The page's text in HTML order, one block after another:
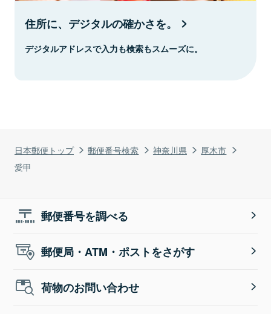
日本郵便トップ 郵便番号検索 神奈川県
厚木市
愛甲
住所に、デジタルの確かさを。
デジタルアドレスで入力も検索もスムーズに。
郵便番号を調べる
郵便局・ATM・ポストをさがす
荷物のお問い合わせ